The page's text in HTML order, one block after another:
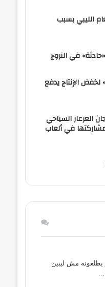
الليبي بسبب
في النروج
لخفض الإنتاج يدفع
العرعار السياحي
في ألعاب
يطلعونه مش ليبين